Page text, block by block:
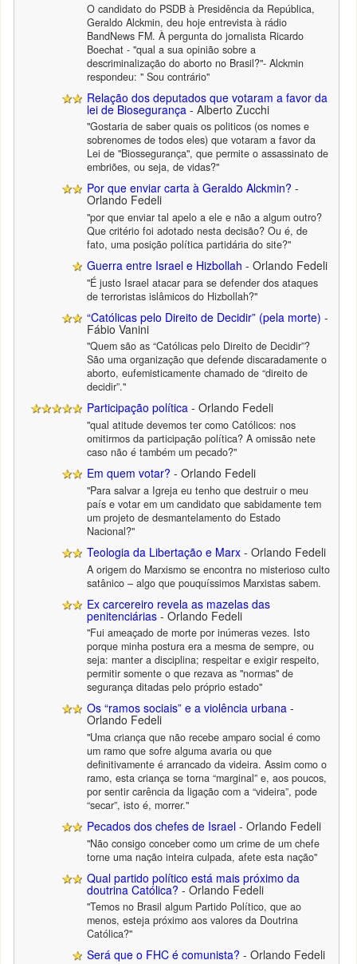
O candidato do PSDB à Presidência da República,
Geraldo Alckmin, deu hoje entrevista à rádio
BandNews FM. À pergunta do jornalista Ricardo
Boechat - "qual a sua opinião sobre a
descriminalização do aborto no Brasil?"- Alckmin
respondeu: " Sou contrário"
Relação dos deputados que votaram a favor da
lei de Biosegurança - Alberto Zucchi
"Gostaria de saber quais os politicos (os nomes e
sobrenomes de todos eles) que votaram a favor da
Lei de "Biossegurança", que permite o assassinato de
embriões, ou seja, de vidas?"
Por que enviar carta à Geraldo Alckmin? -
Orlando Fedeli
"por que enviar tal apelo a ele e não a algum outro?
Que critério foi adotado nesta decisão? Ou é, de
fato, uma posição política partidária do site?"
Guerra entre Israel e Hizbollah - Orlando Fedeli
"É justo Israel atacar para se defender dos ataques
de terroristas islâmicos do Hizbollah?"
“Católicas pelo Direito de Decidir” (pela morte) -
Fábio Vanini
"Quem são as “Católicas pelo Direito de Decidir”?
São uma organização que defende discaradamente o
aborto, eufemisticamente chamado de “direito de
decidir”."
Participação política - Orlando Fedeli
"qual atitude devemos ter como Católicos: nos
omitirmos da participação política? A omissão nete
caso não é também um pecado?"
Em quem votar? - Orlando Fedeli
"Para salvar a Igreja eu tenho que destruir o meu
país e votar em um candidato que sabidamente tem
um projeto de desmantelamento do Estado
Nacional?"
Teologia da Libertação e Marx - Orlando Fedeli
A origem do Marxismo se encontra no misterioso culto
satânico – algo que pouquíssimos Marxistas sabem.
Ex carcereiro revela as mazelas das
penitenciárias - Orlando Fedeli
"Fui ameaçado de morte por inúmeras vezes. Isto
porque minha postura era a mesma de sempre, ou
seja: manter a disciplina; respeitar e exigir respeito,
permitir somente o que rezava as "normas" de
segurança ditadas pelo próprio estado"
Os “ramos sociais” e a violência urbana -
Orlando Fedeli
"Uma criança que não recebe amparo social é como
um ramo que sofre alguma avaria ou que
definitivamente é arrancado da videira. Assim como o
ramo, esta criança se torna “marginal” e, aos poucos,
por sentir carência da ligação com a “videira”, pode
“secar”, isto é, morrer."
Pecados dos chefes de Israel - Orlando Fedeli
"Não consigo conceber como um crime de um chefe
torne uma nação inteira culpada, afete esta nação"
Qual partido político está mais próximo da
doutrina Católica? - Orlando Fedeli
"Temos no Brasil algum Partido Político, que ao
menos, esteja próximo aos valores da Doutrina
Católica?"
Será que o FHC é comunista? - Orlando Fedeli